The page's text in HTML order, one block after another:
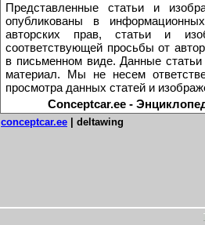
Представленные статьи и
опубликованы в
авторских прав, статьи и
соответствующей просьбы от
в письменном виде. Данные
материал. Мы не несем
просмотра данных статей и
Conceptcar.ee -
conceptcar.ee | deltawing